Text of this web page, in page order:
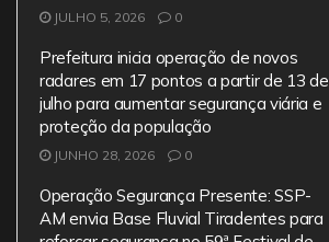
JULHO 5, 2026 0
Prefeitura inicia operação de novos
radares em 17 pontos a partir de 13 de
julho para aumentar segurança viária e
proteção da população
JUNHO 28, 2026 0
Operação Segurança Presente: SSP-
AM envia Base Fluvial Tiradentes para